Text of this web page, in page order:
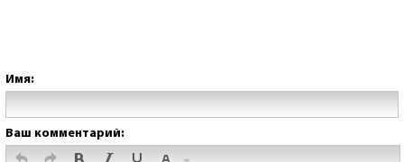
Имя:
Ваш комментарий: